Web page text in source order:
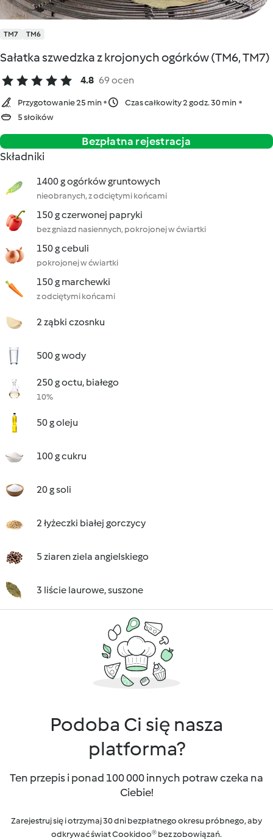
TM7 TM6
Sałatka szwedzka z krojonych ogórków (TM6, TM7)
4.8 69 ocen
Przygotowanie 25 min
Czas całkowity 2 godz. 30 min
5 słoików
Bezpłatna rejestracja
Składniki
1400 g ogórków gruntowych
nieobranych, z odciętymi końcami
150 g czerwonej papryki
bez gniazd nasiennych, pokrojonej w ćwiartki
150 g cebuli
pokrojonej w ćwiartki
150 g marchewki
z odciętymi końcami
2 ząbki czosnku
500 g wody
250 g octu, białego
10%
50 g oleju
100 g cukru
20 g soli
2 łyżeczki białej gorczycy
5 ziaren ziela angielskiego
3 liście laurowe, suszone
Podoba Ci się nasza
platforma?
Ten przepis i ponad 100 000 innych potraw czeka na
Ciebie!
Zarejestruj się i otrzymaj 30 dni bezpłatnego okresu próbnego, aby
odkrywać świat Cookidoo® bez zobowiązań.